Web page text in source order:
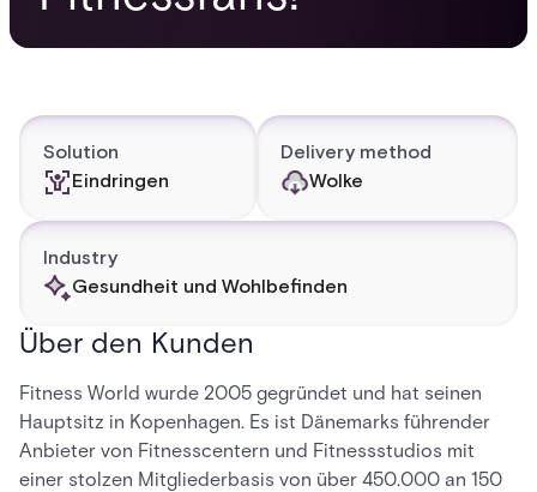
Solution
Eindringen
Delivery method
Wolke
Industry
Gesundheit und Wohlbefinden
Über den Kunden
Fitness World wurde 2005 gegründet und hat seinen
Hauptsitz in Kopenhagen. Es ist Dänemarks führender
Anbieter von Fitnesscentern und Fitnessstudios mit
einer stolzen Mitgliederbasis von über 450.000 an 150